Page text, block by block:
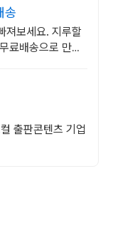
송
져보세요. 지루할
료배송으로 만나
출판콘텐츠 기업